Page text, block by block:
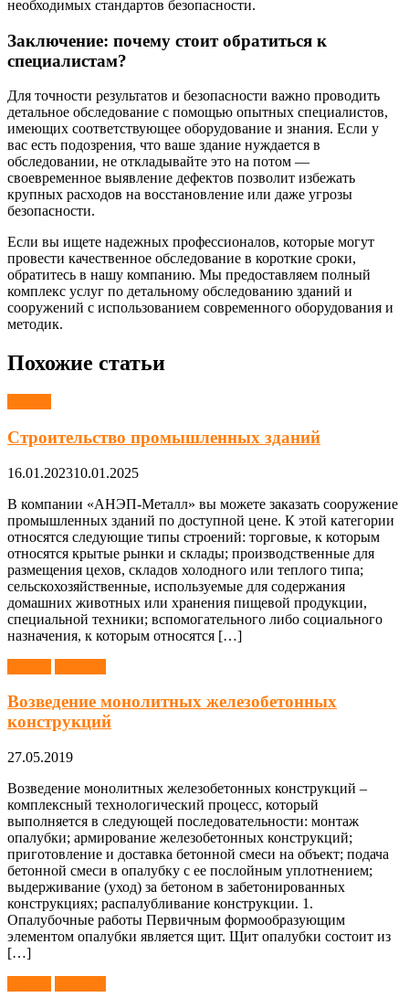
необходимых стандартов безопасности.
Заключение: почему стоит обратиться к
специалистам?
Для точности результатов и безопасности важно проводить
детальное обследование с помощью опытных специалистов,
имеющих соответствующее оборудование и знания. Если у
вас есть подозрения, что ваше здание нуждается в
обследовании, не откладывайте это на потом —
своевременное выявление дефектов позволит избежать
крупных расходов на восстановление или даже угрозы
безопасности.
Если вы ищете надежных профессионалов, которые могут
провести качественное обследование в короткие сроки,
обратитесь в нашу компанию. Мы предоставляем полный
комплекс услуг по детальному обследованию зданий и
сооружений с использованием современного оборудования и
методик.
Похожие статьи
Строительство промышленных зданий
16.01.202310.01.2025
В компании «АНЭП-Металл» вы можете заказать сооружение
промышленных зданий по доступной цене. К этой категории
относятся следующие типы строений: торговые, к которым
относятся крытые рынки и склады; производственные для
размещения цехов, складов холодного или теплого типа;
сельскохозяйственные, используемые для содержания
домашних животных или хранения пищевой продукции,
специальной техники; вспомогательного либо социального
назначения, к которым относятся […]
Возведение монолитных железобетонных
конструкций
27.05.2019
Возведение монолитных железобетонных конструкций –
комплексный технологический процесс, который
выполняется в следующей последовательности: монтаж
опалубки; армирование железобетонных конструкций;
приготовление и доставка бетонной смеси на объект; подача
бетонной смеси в опалубку с ее послойным уплотнением;
выдерживание (уход) за бетоном в забетонированных
конструкциях; распалубливание конструкции. 1.
Опалубочные работы Первичным формообразующим
элементом опалубки является щит. Щит опалубки состоит из
[…]